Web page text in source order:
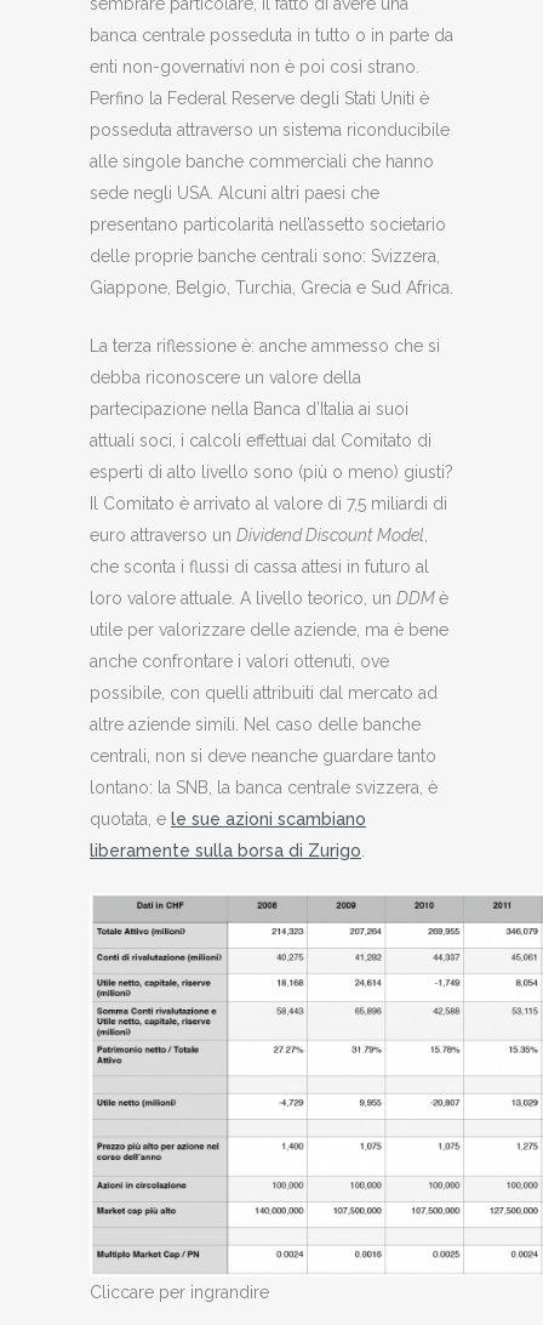
sembrare particolare, il fatto di avere una
banca centrale posseduta in tutto o in parte da
enti non-governativi non è poi così strano.
Perfino la Federal Reserve degli Stati Uniti è
posseduta attraverso un sistema riconducibile
alle singole banche commerciali che hanno
sede negli USA. Alcuni altri paesi che
presentano particolarità nell’assetto societario
delle proprie banche centrali sono: Svizzera,
Giappone, Belgio, Turchia, Grecia e Sud Africa.
La terza riflessione è: anche ammesso che si
debba riconoscere un valore della
partecipazione nella Banca d’Italia ai suoi
attuali soci, i calcoli effettuai dal Comitato di
esperti di alto livello sono (più o meno) giusti?
Il Comitato è arrivato al valore di 7,5 miliardi di
euro attraverso un Dividend Discount Model,
che sconta i flussi di cassa attesi in futuro al
loro valore attuale. A livello teorico, un DDMè
utile per valorizzare delle aziende, ma è bene
anche confrontare i valori ottenuti, ove
possibile, con quelli attribuiti dal mercato ad
altre aziende simili. Nel caso delle banche
centrali, non si deve neanche guardare tanto
lontano: la SNB, la banca centrale svizzera, è
quotata, e le sue azioni scambiano
liberamente sulla borsa di Zurigo.
Cliccare per ingrandire